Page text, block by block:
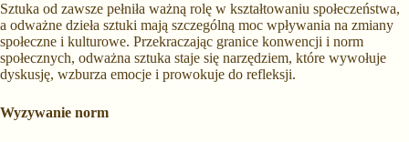
Sztuka od zawsze pełniła ważną rolę w kształtowaniu społeczeństwa,
a odważne dzieła sztuki mają szczególną moc wpływania na zmiany
społeczne i kulturowe. Przekraczając granice konwencji i norm
społecznych, odważna sztuka staje się narzędziem, które wywołuje
dyskusję, wzburza emocje i prowokuje do refleksji.
Wyzywanie norm